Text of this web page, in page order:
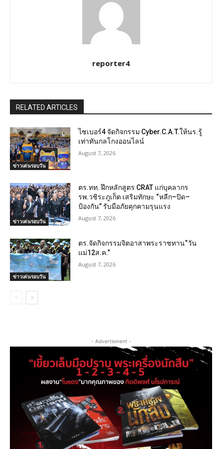
reporter4
RELATED ARTICLES
ข่าวเด่นรอบวัน
ไซเบอร์4 จัดกิจกรรม Cyber.C.A.T.ให้นร.รู้
เท่าทันกลโกงออนไลน์
August 7, 2026
ข่าวเด่นรอบวัน
ตร.ทท. ฝึกหลักสูตร CRAT แก่บุคลากร
รพ.วชิระภูเก็ต เสริมทักษะ “หลีก–ปิด–
ป้องกัน” รับมือภัยคุกคามรุนแรง
August 7, 2026
ข่าวเด่นรอบวัน
ตร.จัดกิจกรรมจิตอาสาพระราชทาน“วัน
แม่12ส.ค.”
August 7, 2026
- Advertisment -